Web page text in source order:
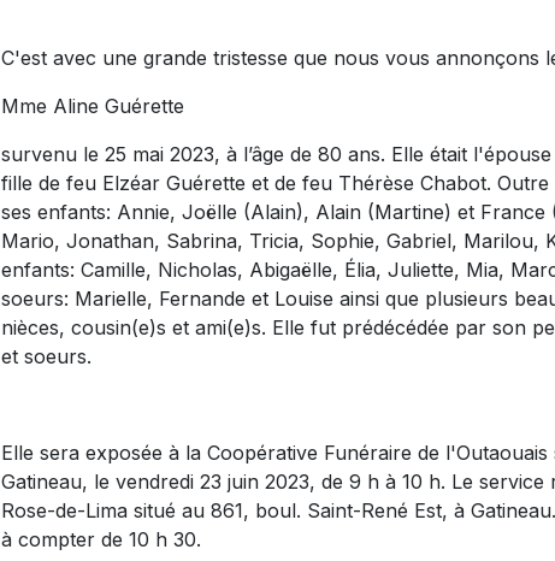
C'est avec une grande tristesse que nous vous annonçons
Mme Aline Guérette
survenu le 25 mai 2023, à l’âge de 80 ans. Elle était
fille de feu Elzéar Guérette et de feu Thérèse Chabot.
ses enfants: Annie, Joëlle (Alain), Alain (Martine) et France
Mario, Jonathan, Sabrina, Tricia, Sophie, Gabriel, Marilou,
enfants: Camille, Nicholas, Abigaëlle, Élia, Juliette, Mia,
soeurs: Marielle, Fernande et Louise ainsi que plusieurs
nièces, cousin(e)s et ami(e)s. Elle fut prédécédée par son
et soeurs.
Elle sera exposée à la Coopérative Funéraire de
Gatineau, le vendredi 23 juin 2023, de 9 h à 10 h. Le
Rose-de-Lima situé au 861, boul. Saint-René Est, à
à compter de 10 h 30.